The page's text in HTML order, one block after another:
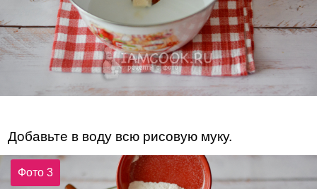
Добавьте в воду всю рисовую муку.
Фото 3